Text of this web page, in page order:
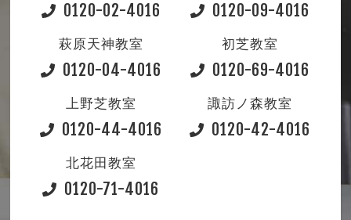
0120-02-4016 0120-09-4016
萩原天神教室
0120-04-4016
初芝教室
0120-69-4016
上野芝教室
0120-44-4016
諏訪ノ森教室
0120-42-4016
北花田教室
0120-71-4016